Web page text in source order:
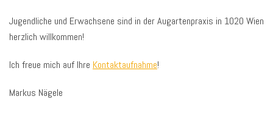
Jugendliche und Erwachsene sind in der Augartenpraxis in 1020 Wien
herzlich willkommen!
Ich freue mich auf Ihre Kontaktaufnahme!
Markus Nägele